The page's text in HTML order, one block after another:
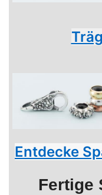
Entdecke
Fertige